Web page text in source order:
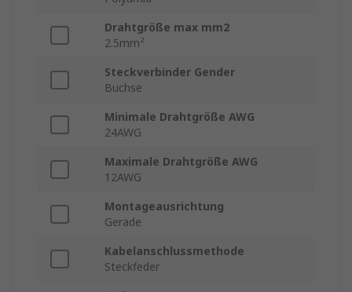
Drahtgröße max mm2
2.5mm²
Steckverbinder Gender
Buchse
Minimale Drahtgröße AWG
24AWG
Maximale Drahtgröße AWG
12AWG
Montageausrichtung
Gerade
Kabelanschlussmethode
Steckfeder